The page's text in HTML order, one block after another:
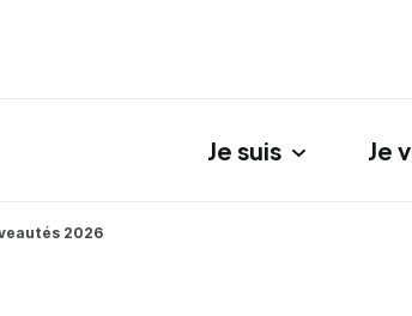
Je suis Je
2026